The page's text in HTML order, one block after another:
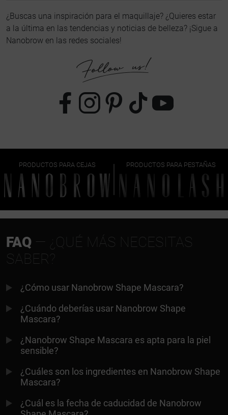
¿Buscas una inspiración para el maquillaje? ¿Quieres estar
a la última en las tendencias y noticias de belleza? ¡Sigue a
Nanobrow en las redes sociales!
PRODUCTOS PARA CEJAS PRODUCTOS PARA PESTAÑAS
FAQ — ¿QUÉ MÁS NECESITAS
SABER?
¿Cómo usar Nanobrow Shape Mascara?
¿Cuándo deberías usar Nanobrow Shape
Mascara?
¿Nanobrow Shape Mascara es apta para la piel
sensible?
¿Cuáles son los ingredientes en Nanobrow Shape
Mascara?
¿Cuál es la fecha de caducidad de Nanobrow